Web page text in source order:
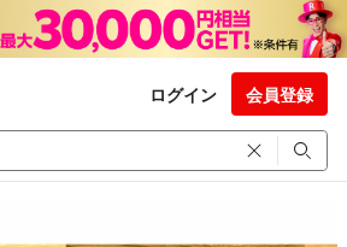
ログイン 会員登録